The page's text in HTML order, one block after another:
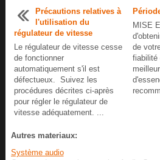
Précautions relatives à
l'utilisation du
régulateur de vitesse
Le régulateur de vitesse cesse
de fonctionner
automatiquement s'il est
défectueux. Suivez les
procédures décrites ci-après
pour régler le régulateur de
vitesse adéquatement. ...
MISE
de
fiabilité
Autres materiaux:
Système audio